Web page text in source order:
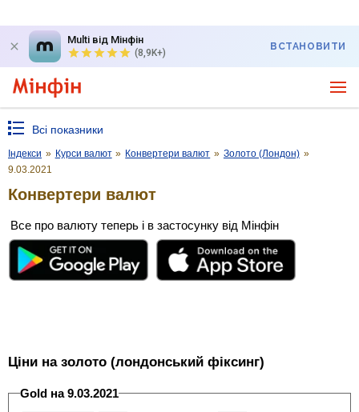
Multi від Мінфін
(8,9K+)
ВСТАНОВИТИ
Всі показники
Індекси » Курси валют » Конвертери валют » Золото (Лондон) »
9.03.2021
Конвертери валют
Все про валюту теперь і в застосунку від Мінфін
Ціни на золото (лондонський фіксинг)
Gold на 9.03.2021